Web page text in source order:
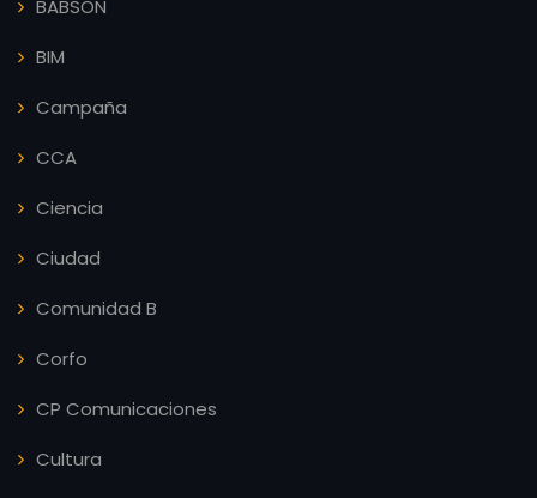
BABSON
BIM
Campaña
CCA
Ciencia
Ciudad
Comunidad B
Corfo
CP Comunicaciones
Cultura